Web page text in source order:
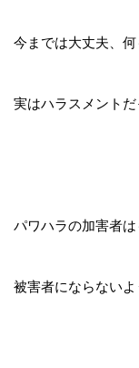
今までは大丈夫、
実はハラスメント
パワハラの加害者は
被害者にならない